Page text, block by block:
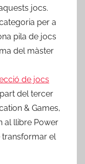
jocs.
per a
pila de jocs
del màster
de jocs
del tercer
& Games,
al llibre Power
transformar el